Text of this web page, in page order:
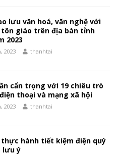
lưu văn hoá, văn nghệ với
tôn giáo trên địa bàn tỉnh
2023
2023 thanhtai
cẩn trọng với 19 chiêu trò
thoại và mạng xã hội
2023 thanhtai
thực hành tiết kiệm điện quý
lưu ý